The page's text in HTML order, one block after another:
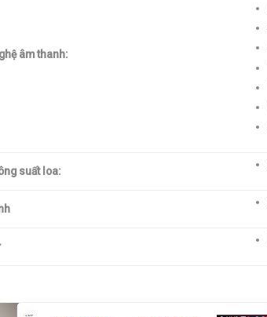
âm thanh:
suất loa: